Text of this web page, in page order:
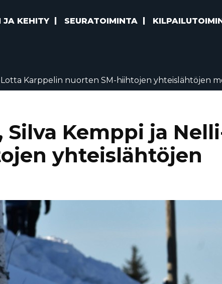
JA KEHITY SEURATOIMINTA
Lotta Karppelin nuorten SM-hiihtojen yhteislähtöjen
Kemppi ja
yhteislähtöjen